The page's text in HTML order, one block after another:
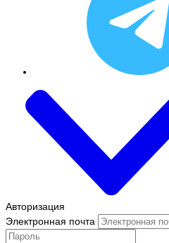
Авторизация
Электронная почта